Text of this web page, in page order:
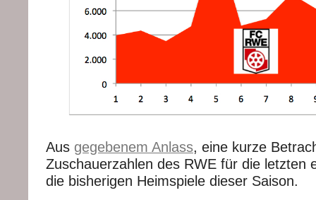
Aus gegebenem Anlass, eine kurze
Zuschauerzahlen des RWE für die letzten
die bisherigen Heimspiele dieser Saison.